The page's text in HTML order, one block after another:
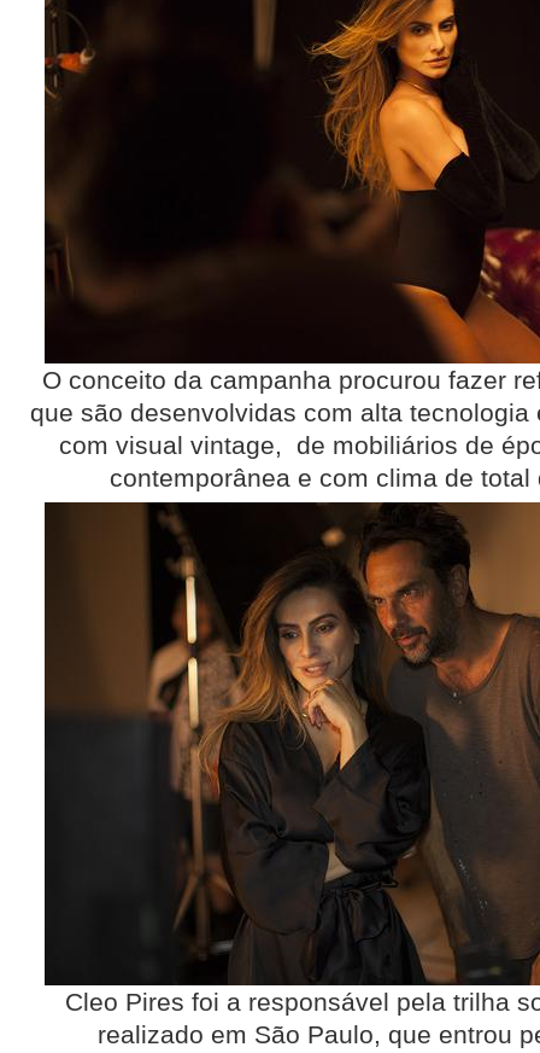
O conceito da campanha procurou fazer
que são desenvolvidas com alta tecnologia
com visual vintage, de mobiliários de
contemporânea e com clima de total
Cleo Pires foi a responsável pela trilha
realizado em São Paulo, que entrou